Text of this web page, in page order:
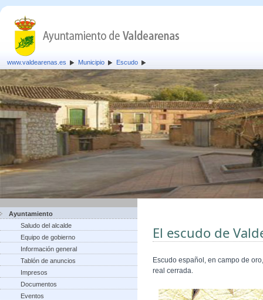
www.valdearenas.es Municipio Escudo
Ayuntamiento
Saludo del alcalde
Equipo de gobierno
Información general
Tablón de anuncios
Impresos
Documentos
Eventos
El escudo de
Escudo español, en campo de
real cerrada.